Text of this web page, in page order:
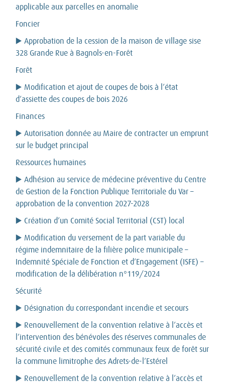
applicable aux parcelles en anomalie
Foncier
▶️ Approbation de la cession de la maison de village sise
328 Grande Rue à Bagnols-en-Forêt
Forêt
▶️ Modification et ajout de coupes de bois à l’état
d’assiette des coupes de bois 2026
Finances
▶️ Autorisation donnée au Maire de contracter un emprunt
sur le budget principal
Ressources humaines
▶️ Adhésion au service de médecine préventive du Centre
de Gestion de la Fonction Publique Territoriale du Var –
approbation de la convention 2027-2028
▶️ Création d’un Comité Social Territorial (CST) local
▶️ Modification du versement de la part variable du
régime indemnitaire de la filière police municipale –
Indemnité Spéciale de Fonction et d’Engagement (ISFE) –
modification de la délibération n°119/2024
Sécurité
▶️ Désignation du correspondant incendie et secours
▶️ Renouvellement de la convention relative à l’accès et
l’intervention des bénévoles des réserves communales de
sécurité civile et des comités communaux feux de forêt sur
la commune limitrophe des Adrets-de-l’Estérel
▶️ Renouvellement de la convention relative à l’accès et